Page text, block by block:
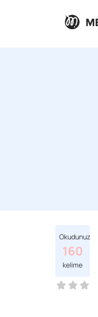
Okudunuz
160
kelime